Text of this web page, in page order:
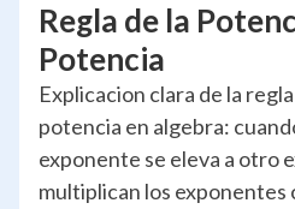
Regla de la
Potencia
Explicacion clara de la
potencia en algebra:
exponente se eleva a otro
multiplican los exponentes